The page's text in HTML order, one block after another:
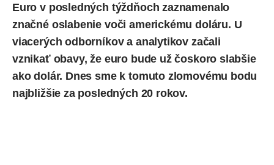
Euro v posledných týždňoch zaznamenalo
značné oslabenie voči americkému doláru. U
viacerých odborníkov a analytikov začali
vznikať obavy, že euro bude už čoskoro slabšie
ako dolár. Dnes sme k tomuto zlomovému bodu
najbližšie za posledných 20 rokov.